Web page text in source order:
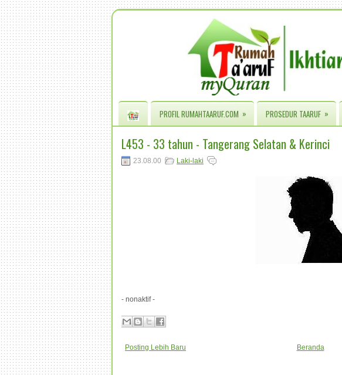
PROFIL RUMAHTAARUF.COM » PROSEDUR TAARUF »
L453 - 33 tahun - Tangerang Selatan & Kerinci
23.08.00 Laki-laki
- nonaktif -
Posting Lebih Baru Beranda